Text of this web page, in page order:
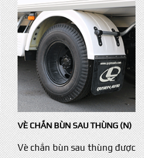
VÈ CHẮN BÙN SAU THÙNG (N)
Vè chắn bùn sau thùng được